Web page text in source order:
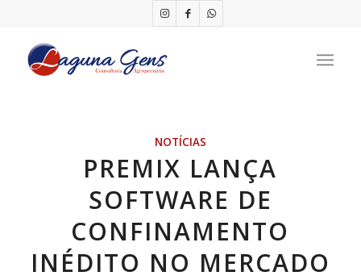
NOTÍCIAS
PREMIX LANÇA
SOFTWARE DE
CONFINAMENTO
INÉDITO NO MERCADO